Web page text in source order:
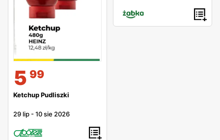
5 99
Ketchup Pudliszki
29 lip -10 sie 2026